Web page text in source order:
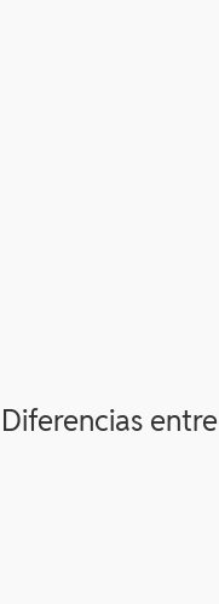
Diferencias